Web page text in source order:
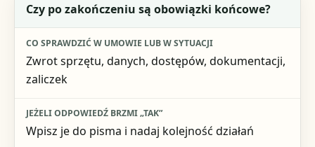
Czy po zakończeniu są obowiązki końcowe?
Zwrot sprzętu, danych, dostępów, dokumentacji,
zaliczek
Wpisz je do pisma i nadaj kolejność działań